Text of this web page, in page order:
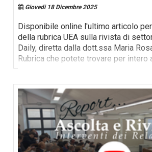
Giovedi 18 Dicembre 2025
Disponibile online l'ultimo articolo
della rubrica UEA sulla rivista di
Daily, diretta dalla dott.ssa Maria
Rubrica che potete trovare per intero